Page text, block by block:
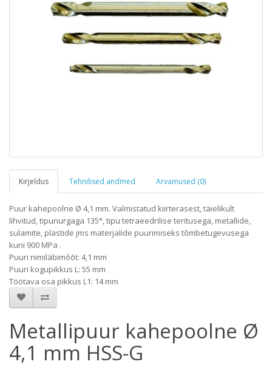
Kirjeldus Tehnilised andmed Arvamused (0)
Puur kahepoolne Ø 4,1 mm. Valmistatud kiirterasest, täielikult
lihvitud, tipunurgaga 135°, tipu tetraeedrilise teritusega, metallide,
sulamite, plastide jms materjalide puurimiseks tõmbetugevusega
kuni 900 MPa .
Puuri nimiläbimõõt: 4,1 mm
Puuri kogupikkus L: 55 mm
Töötava osa pikkus L1: 14 mm
Metallipuur kahepoolne Ø
4,1 mm HSS-G